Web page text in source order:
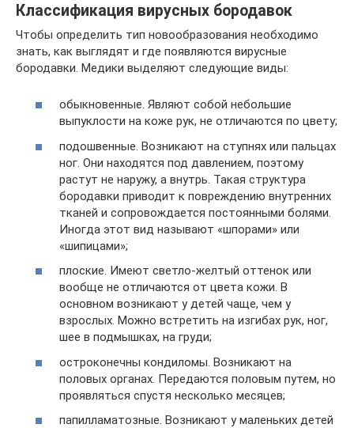
Классификация вирусных бородавок
Чтобы определить тип новообразования необходимо
знать, как выглядят и где появляются вирусные
бородавки. Медики выделяют следующие виды:
обыкновенные. Являют собой небольшие
выпуклости на коже рук, не отличаются по цвету;
подошвенные. Возникают на ступнях или пальцах
ног. Они находятся под давлением, поэтому
растут не наружу, а внутрь. Такая структура
бородавки приводит к повреждению внутренних
тканей и сопровождается постоянными болями.
Иногда этот вид называют «шпорами» или
«шипицами»;
плоские. Имеют светло-желтый оттенок или
вообще не отличаются от цвета кожи. В
основном возникают у детей чаще, чем у
взрослых. Можно встретить на изгибах рук, ног,
шее в подмышках, на груди;
остроконечны кондиломы. Возникают на
половых органах. Передаются половым путем, но
проявляться спустя несколько месяцев;
папилламатозные. Возникают у маленьких детей